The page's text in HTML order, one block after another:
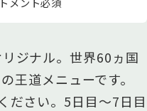
ジナル。世界60ヵ国
王道メニューです。
ださい。5日目〜7日目